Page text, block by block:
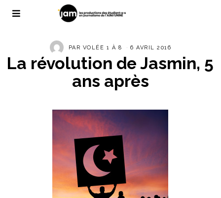
PAR VOLÉE 1 À 8 6 AVRIL 2016
La révolution de Jasmin, 5
ans après